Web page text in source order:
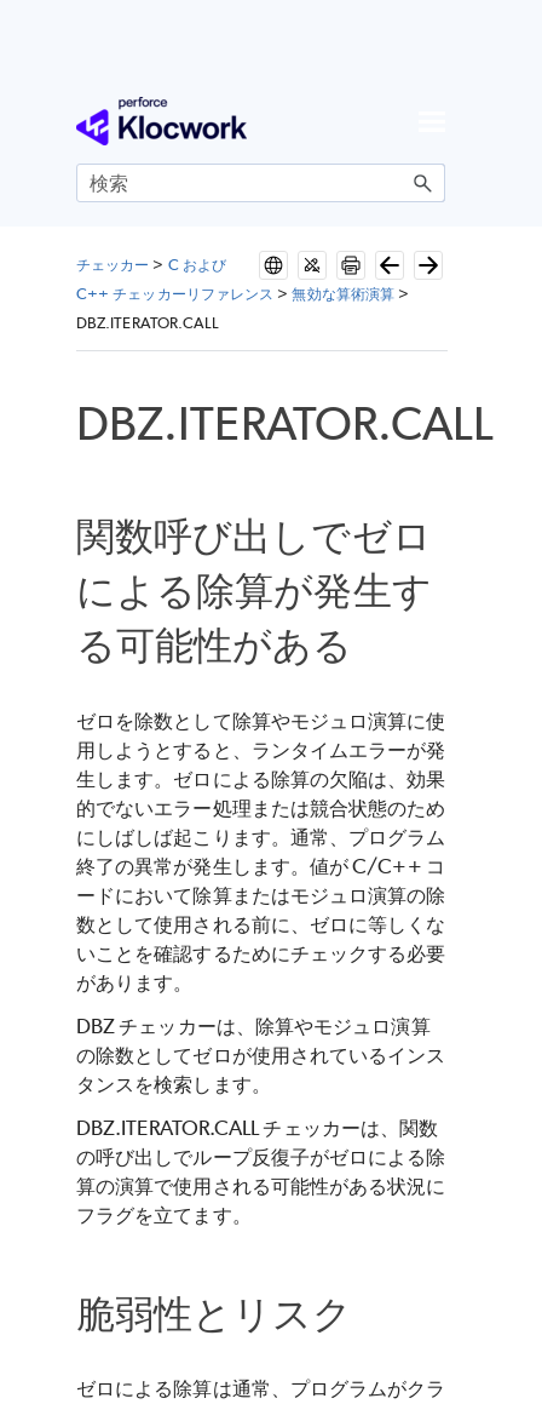
メイン コンテンツにスキップ
チェッカー > C および
C++ チェッカーリファレンス >無効な算術演算 >
DBZ.ITERATOR.CALL
DBZ.ITERATOR.CALL
関数呼び出しでゼロ
による除算が発生す
る可能性がある
ゼロを除数として除算やモジュロ演算に使
用しようとすると、ランタイムエラーが発
生します。ゼロによる除算の欠陥は、効果
的でないエラー処理または競合状態のため
にしばしば起こります。通常、プログラム
終了の異常が発生します。値が C/C++ コ
ードにおいて除算またはモジュロ演算の除
数として使用される前に、ゼロに等しくな
いことを確認するためにチェックする必要
があります。
DBZ チェッカーは、除算やモジュロ演算
の除数としてゼロが使用されているインス
タンスを検索します。
DBZ.ITERATOR.CALL チェッカーは、関数
の呼び出しでループ反復子がゼロによる除
算の演算で使用される可能性がある状況に
フラグを立てます。
脆弱性とリスク
ゼロによる除算は通常、プログラムがクラ